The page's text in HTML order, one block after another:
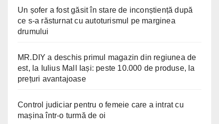
Un șofer a fost găsit în stare de inconștiență după
ce s-a răsturnat cu autoturismul pe marginea
drumului
MR.DIY a deschis primul magazin din regiunea de
est, la Iulius Mall Iași: peste 10.000 de produse, la
prețuri avantajoase
Control judiciar pentru o femeie care a intrat cu
mașina într-o turmă de oi